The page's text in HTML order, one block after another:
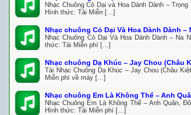
Nhạc Chuông Cỏ Dại và Hoa Dành Dành –
Hình thức: Tải Miễn […]
Nhạc chuông Cỏ Dại Và Hoa Dành Dành –
Nhạc Chuông Cỏ Dại Và Hoa Dành Dành – Na
thức: Tải Miễn phí […]
Nhạc chuông Dạ Khúc – Jay Chou (Châu
Tải Nhạc Chuông Dạ Khúc – Jay Chou (Châu
Miễn phí về máy […]
Nhạc chuông Em Là Không Thể – Anh
Nhạc Chuông Em Là Không Thể – Anh Quân,
Hình thức: Tải Miễn phí […]